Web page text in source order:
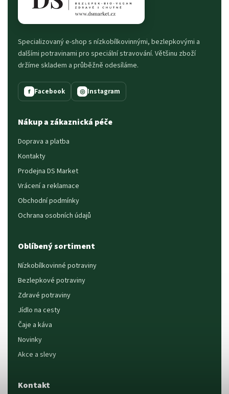
Specializovaný e-shop s nízkobílkovinnými, bezlepkovými a
dalšími potravinami pro speciální stravování. Většinu zboží
držíme skladem a průběžně odesíláme.
f Facebook ◎ Instagram
Nákup a zákaznická péče
Doprava a platba
Kontakty
Prodejna DS Market
Vrácení a reklamace
Obchodní podmínky
Ochrana osobních údajů
Oblíbený sortiment
Nízkobílkovinné potraviny
Bezlepkové potraviny
Zdravé potraviny
Jídlo na cesty
Čaje a káva
Novinky
Akce a slevy
Kontakt